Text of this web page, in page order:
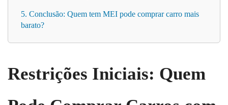
5. Conclusão: Quem tem MEI pode comprar carro mais
barato?
Restrições Iniciais: Quem